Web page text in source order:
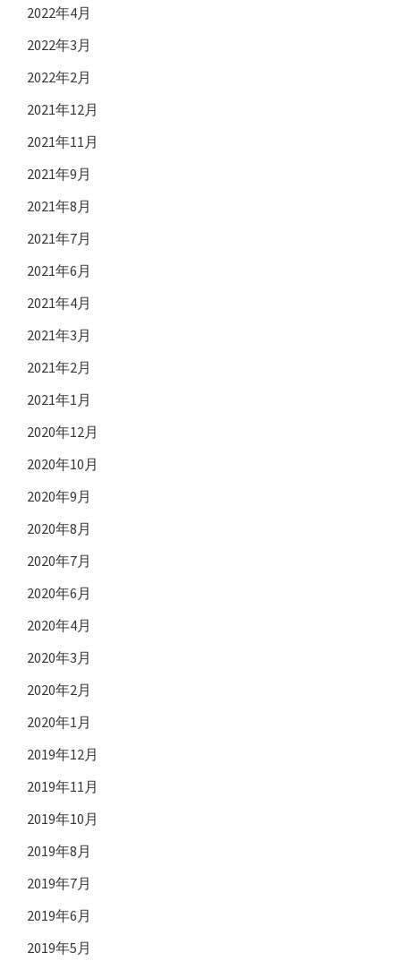
2022年4月
2022年3月
2022年2月
2021年12月
2021年11月
2021年9月
2021年8月
2021年7月
2021年6月
2021年4月
2021年3月
2021年2月
2021年1月
2020年12月
2020年10月
2020年9月
2020年8月
2020年7月
2020年6月
2020年4月
2020年3月
2020年2月
2020年1月
2019年12月
2019年11月
2019年10月
2019年8月
2019年7月
2019年6月
2019年5月